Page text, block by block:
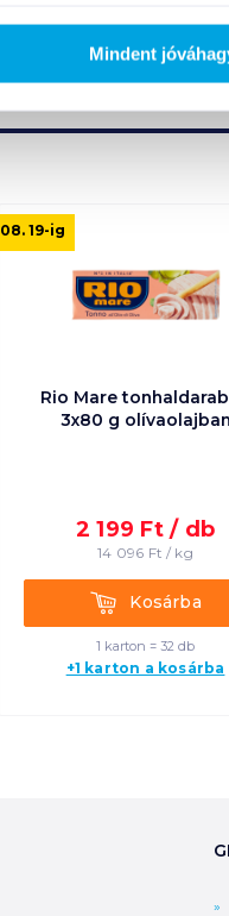
Mindent
Rio Mare
3x80 g olívaolajban
2 199 Ft / db
14 096 Ft / kg
KosárbaKosárba
1 karton = 32 db
+1 karton a kosárba
08. 19-ig